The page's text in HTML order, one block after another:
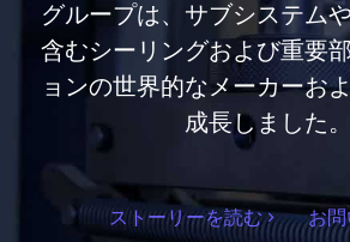
グループは、サブシステム
含むシーリングおよび重要
ョンの世界的なメーカーお
成長しました。
ストーリーを読む お